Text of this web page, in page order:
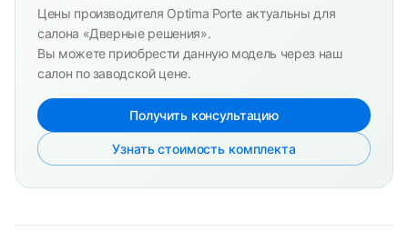
Цены производителя Optima Porte актуальны для
салона «Дверные решения».
Вы можете приобрести данную модель через наш
салон по заводской цене.
Получить консультацию
Узнать стоимость комплекта